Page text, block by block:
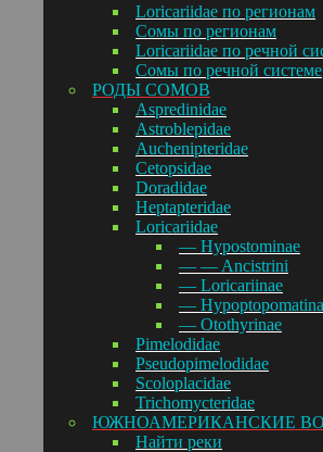
Loricariidae по регионам
Сомы по регионам
Loricariidae по речной
Сомы по речной системе
РОДЫ СОМОВ
Aspredinidae
Astroblepidae
Auchenipteridae
Cetopsidae
Doradidae
Heptapteridae
Loricariidae
— Hypostominae
— — Ancistrini
— Loricariinae
—
— Otothyrinae
Pimelodidae
Pseudopimelodidae
Scoloplacidae
Trichomycteridae
ЮЖНОАМЕРИКАНСКИЕ
Hайти реки